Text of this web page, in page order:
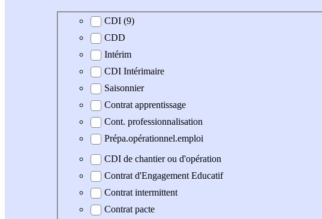
Type de contrat
CDI (9)
CDD
Intérim
CDI Intérimaire
Saisonnier
Contrat apprentissage
Cont. professionnalisation
Prépa.opérationnel.emploi
CDI de chantier ou d'opération
Contrat d'Engagement Educatif
Contrat intermittent
Contrat pacte